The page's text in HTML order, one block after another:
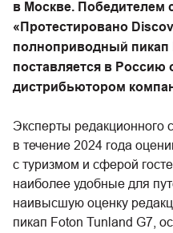
в Москве. Победителем
«Протестировано
полноприводный пикап
поставляется в
дистрибьютором
Эксперты редакционного
в течение 2024 года
с туризмом и сферой
наиболее удобные для
наивысшую оценку
пикап Foton Tunland G7,